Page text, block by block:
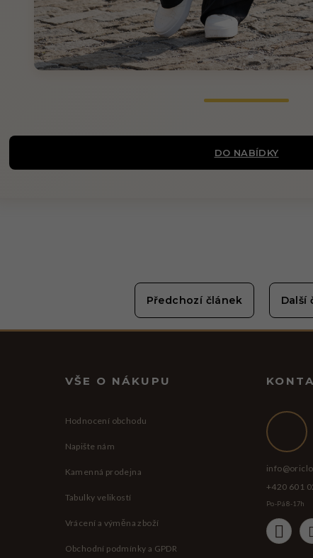
DO NABÍDKY
Předchozí článek Další
VŠE O NÁKUPU
Hodnocení obchodu
Napište nám
Kamenná prodejna
Tabulky velikostí
Vrácení a výměna zboží
Obchodní podmínky a GPDR
info@
+420 601
Po-Pá 8-17h